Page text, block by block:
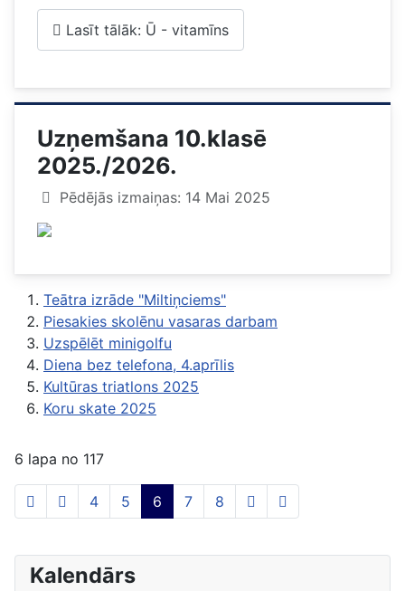
Lasīt tālāk: Ū - vitamīns
Uzņemšana 10.klasē
2025./2026.
Pēdējās izmaiņas: 14 Mai 2025
Teātra izrāde "Miltiņciems"
Piesakies skolēnu vasaras darbam
Uzspēlēt minigolfu
Diena bez telefona, 4.aprīlis
Kultūras triatlons 2025
Koru skate 2025
6 lapa no 117
4 5 6 7 8
Kalendārs